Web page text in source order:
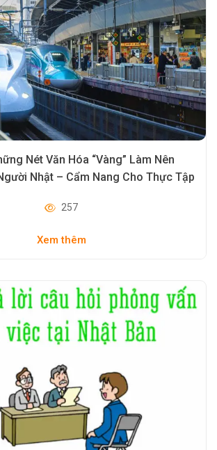
Nét Văn Hóa “Vàng” Làm Nên
Nhật – Cẩm Nang Cho Thực Tập
257
Xem thêm